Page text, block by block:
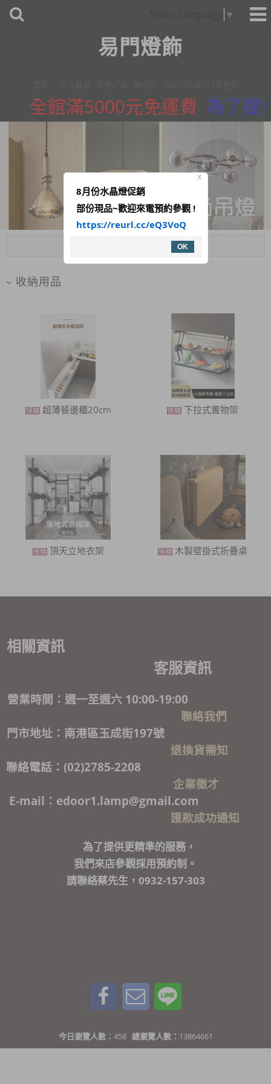
▼
易門燈飾
全館滿5000元免運費 為了提
收納用品
超薄餐邊櫃20cm 下拉式置物架
頂天立地衣架 木製壁掛式折疊桌
相關資訊
客服資訊
營業時間：週一至週六 10:00-19:00
聯絡我們
門市地址：南港區玉成街197號
退換貨需知
聯絡電話：(02)2785-2208
企業徵才
E-mail：edoor1.lamp@gmail.com
匯款成功通知
為了提供更精準的服務，
我們來店參觀採用預約制。
請聯絡蔡先生，0932-157-303
今日瀏覽人數： 458 總瀏覽人數： 13864661
X
8月份水晶燈促銷
部份現品~歡迎來電預約參觀 !
https://reurl.cc/eQ3VoQ
OK